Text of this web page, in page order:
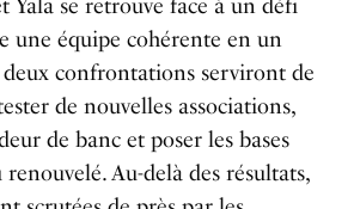
se retrouve face à un défi
une équipe cohérente en un
confrontations serviront de
de nouvelles associations,
de banc et poser les bases
Au-delà des résultats,